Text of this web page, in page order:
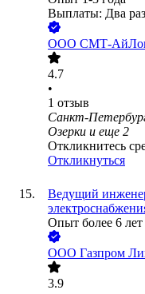
Выплаты: Два
ООО СМТ-
4.7
•
1 отзыв
Санкт-
Озерки и еще 2
Откликнитесь
Откликнуться
Ведущий
Опыт более 6 лет
ООО Газпром
3.9